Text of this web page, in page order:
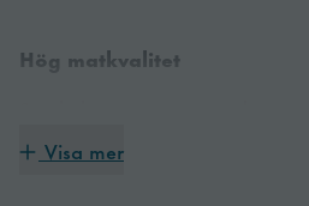
Hög matkvalitet
näringsinnehåll bevaras.
skyddar också mot
Visa mer